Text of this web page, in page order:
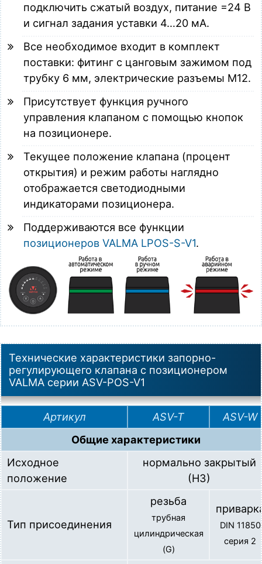
подключить сжатый воздух, питание =24 В
и сигнал задания уставки 4…20 мА.
Все необходимое входит в комплект
поставки: фитинг с цанговым зажимом под
трубку 6 мм, электрические разъемы М12.
Присутствует функция ручного
управления клапаном с помощью кнопок
на позиционере.
Текущее положение клапана (процент
открытия) и режим работы наглядно
отображается светодиодными
индикаторами позиционера.
Поддерживаются все функции
позиционеров VALMA LPOS-S-V1.
Технические характеристики запорно-
регулирующего клапана с позиционером
VALMA серии ASV-POS-V1
Артикул ASV-T
ASV-W
Общие характеристики
Исходное
положение
нормально закрытый
(НЗ)
Тип присоединения
резьба
трубная
цилиндрическая
(G)
DIN 11850
серия 2